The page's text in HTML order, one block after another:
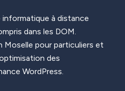
à distance
dans les DOM.
Moselle pour particuliers et
des
WordPress.